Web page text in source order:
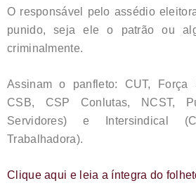
O responsável pelo assédio
punido, seja ele o patrão ou
criminalmente.
Assinam o panfleto: CUT, Força
CSB, CSP Conlutas, NCST,
Servidores) e Intersindical
Trabalhadora).
Clique aqui e leia a íntegra do